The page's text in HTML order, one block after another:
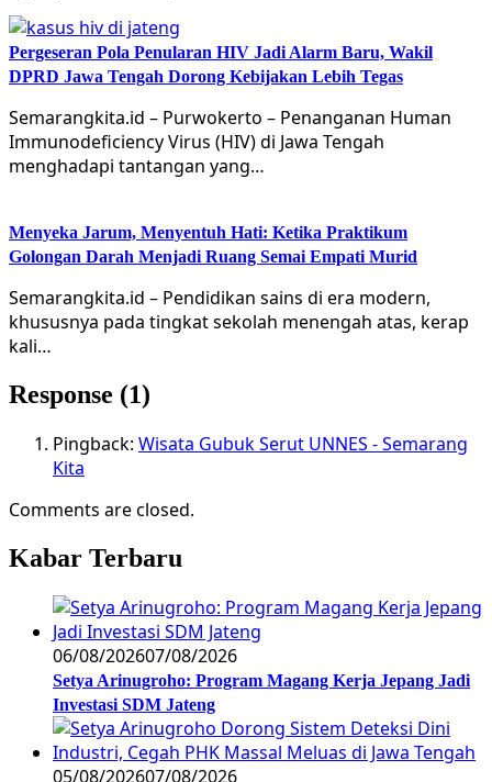
Pergeseran Pola Penularan HIV Jadi Alarm Baru, Wakil
DPRD Jawa Tengah Dorong Kebijakan Lebih Tegas
Semarangkita.id – Purwokerto – Penanganan Human
Immunodeficiency Virus (HIV) di Jawa Tengah
menghadapi tantangan yang…
Menyeka Jarum, Menyentuh Hati: Ketika Praktikum
Golongan Darah Menjadi Ruang Semai Empati Murid
Semarangkita.id – Pendidikan sains di era modern,
khususnya pada tingkat sekolah menengah atas, kerap
kali…
Response (1)
Pingback: Wisata Gubuk Serut UNNES - Semarang
Kita
Comments are closed.
Kabar Terbaru
06/08/202607/08/2026
Setya Arinugroho: Program Magang Kerja Jepang Jadi
Investasi SDM Jateng
05/08/202607/08/2026